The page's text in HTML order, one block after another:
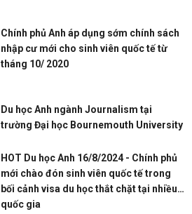
Chính phủ Anh áp dụng sớm chính sách
nhập cư mới cho sinh viên quốc tế từ
tháng 10/ 2020
Du học Anh ngành Journalism tại
trường Đại học Bournemouth University
HOT Du học Anh 16/8/2024 - Chính phủ
mới chào đón sinh viên quốc tế trong
bối cảnh visa du học thắt chặt tại nhiều
quốc gia